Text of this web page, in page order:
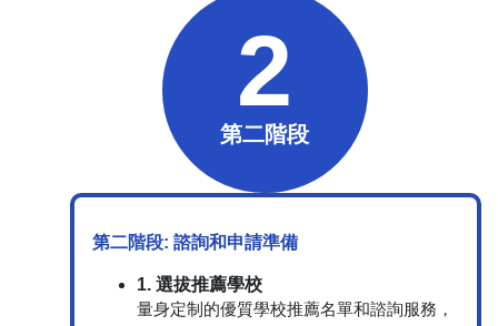
2
第二階段
第二階段: 諮詢和申請準備
1. 選拔推薦學校
量身定制的優質學校推薦名單和諮詢服務，